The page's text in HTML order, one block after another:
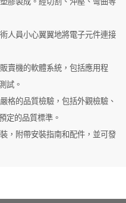
人員小心翼翼地將電子元件連接
賣機的軟體系統，包括應用程
試。
格的品質檢驗，包括外觀檢驗、
定的品質標準。
，附帶安裝指南和配件，並可發